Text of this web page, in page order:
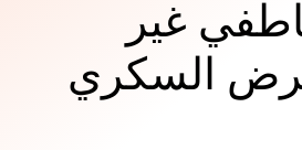
غير
السكري